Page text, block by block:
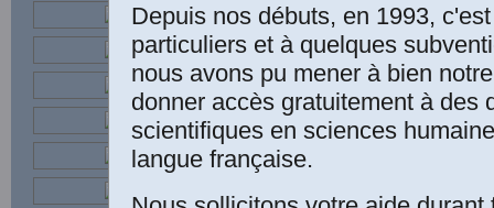
Une édition
Erasme (1469-
Éditions Garnier-
édition: Paris,
Depuis nos débuts, en 1993,
particuliers et à quelques
nous avons pu mener à bien
donner accès gratuitement à des
scientifiques en sciences
langue française.